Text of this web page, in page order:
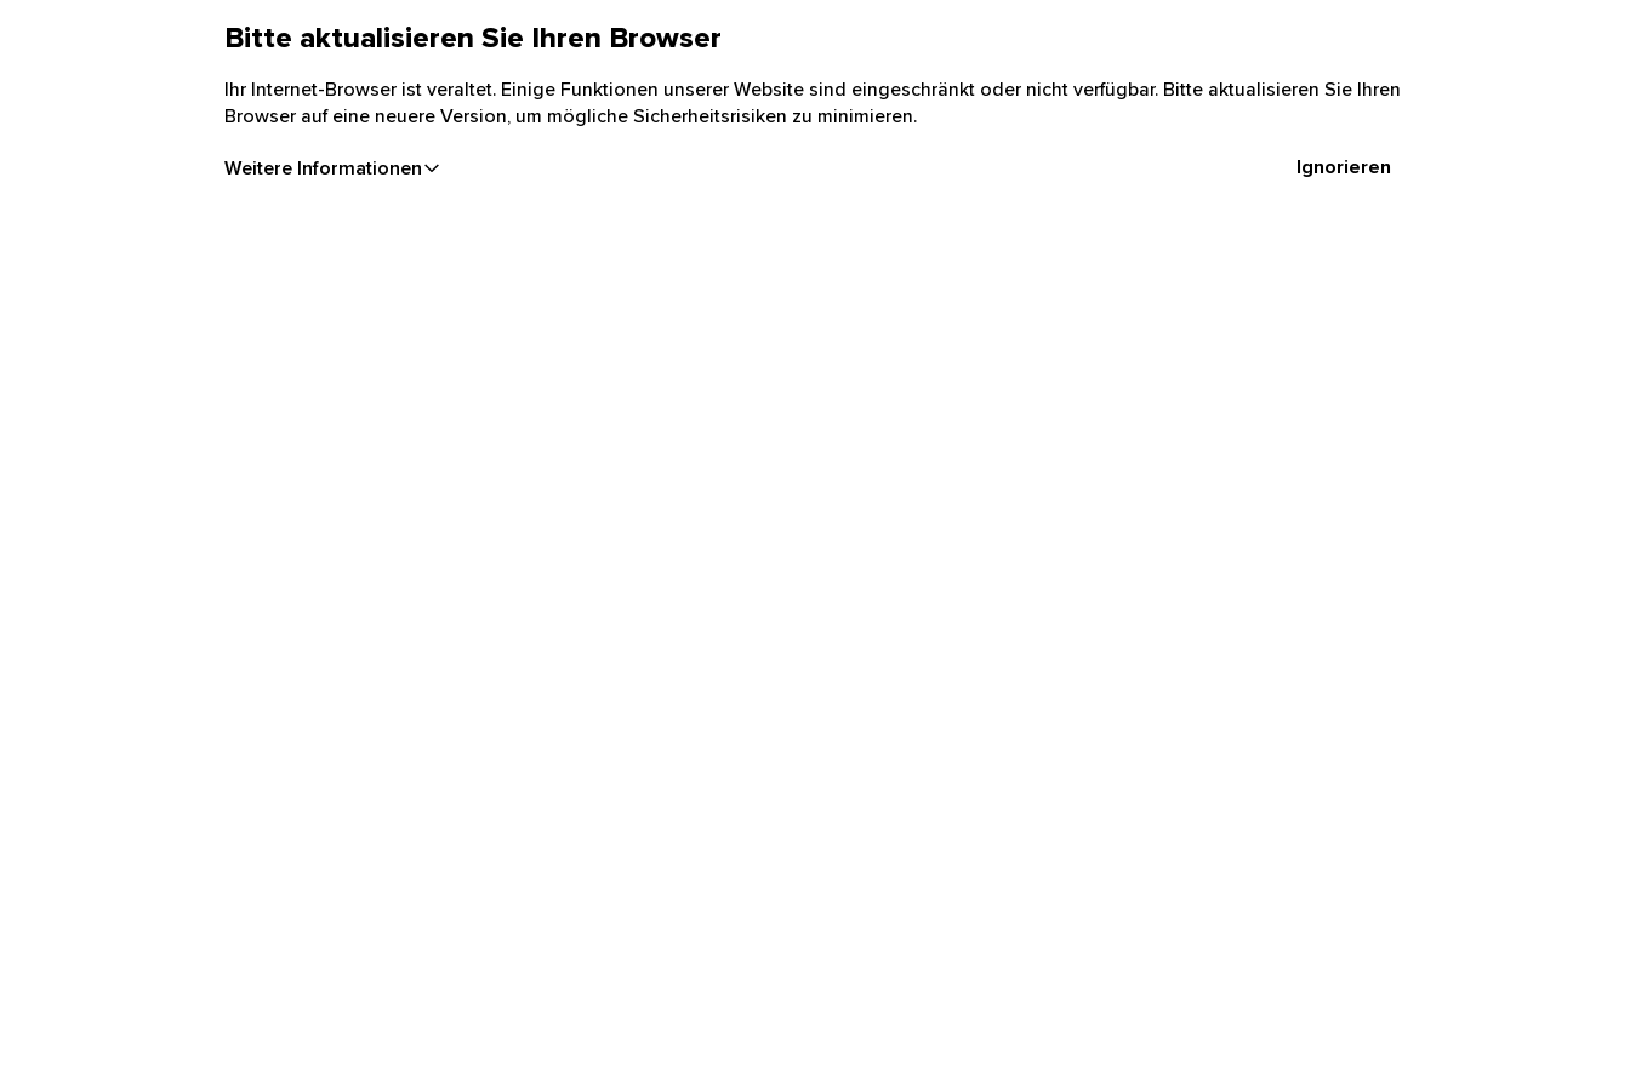
Bitte aktualisieren Sie Ihren Browser
Ihr Internet-Browser ist veraltet. Einige Funktionen unserer Website sind eingeschränkt oder nicht verfügbar. Bitte aktualisieren Sie Ihren
Browser auf eine neuere Version, um mögliche Sicherheitsrisiken zu minimieren.
Weitere Informationen Ignorieren